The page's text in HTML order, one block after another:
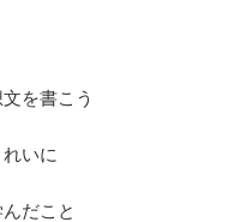
を書こう
いに
だこと